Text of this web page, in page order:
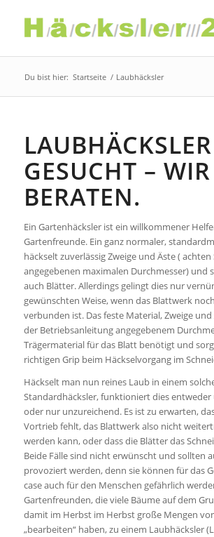
Du bist hier: Startseite / Laubhäcksler
LAUBHÄCKSLER
GESUCHT – WIR
BERATEN.
Ein Gartenhäcksler ist ein willkommener
Gartenfreunde. Ein ganz normaler,
häckselt zuverlässig Zweige und Äste (
angegebenen maximalen Durchmesser) und
auch Blätter. Allerdings gelingt dies nur
gewünschten Weise, wenn das Blattwerk
verbunden ist. Das feste Material, Zweige
der Betriebsanleitung angegebenem
Trägermaterial für das Blatt benötigt und
richtigen Grip beim Häckselvorgang im
Häckselt man nun reines Laub in einem
Standardhäcksler, funktioniert dies
oder nur unzureichend. Es ist zu erwarten,
Vortrieb fehlt, das Blattwerk also nicht
werden kann, oder dass die Blätter das
Beide Fälle sind nicht erwünscht und sollten
provoziert werden, denn sie können für das
case auch für den Menschen gefährlich
Gartenfreunden, die viele Bäume auf dem
damit im Herbst im Herbst große Mengen
„bearbeiten“ haben, zu einem Laubhäcksler